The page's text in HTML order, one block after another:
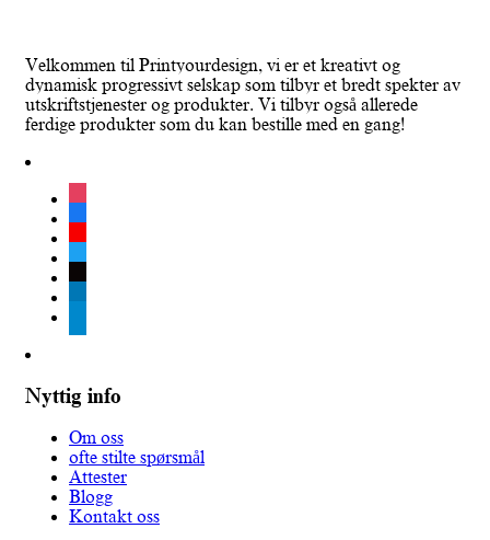
Velkommen til Printyourdesign, vi er et kreativt og
dynamisk progressivt selskap som tilbyr et bredt spekter av
utskriftstjenester og produkter. Vi tilbyr også allerede
ferdige produkter som du kan bestille med en gang!
instagram
facebook
youtube
twitter
tiktok
Nyttig info
Om oss
ofte stilte spørsmål
Attester
Blogg
Kontakt oss